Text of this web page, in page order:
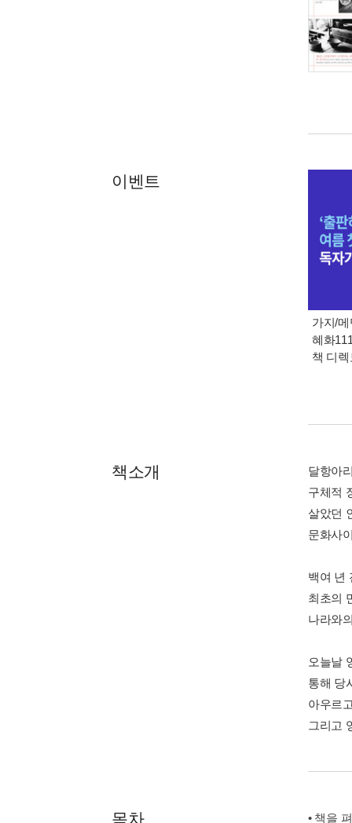
이벤트
가지/
혜화
책 디
책소개
달항아
구체적
살았던
문화사
백여 년
최초의
나라와
오늘날
통해 당
아우르
그리고
목차 • 책을